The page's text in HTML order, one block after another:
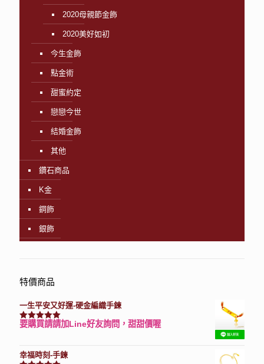
2020母親節金飾
2020美好如初
今生金飾
點金術
甜蜜約定
戀戀今世
結婚金飾
其他
鑽石商品
K金
鋼飾
銀飾
特價商品
一生平安又好運-硬金編織手鍊
評分7740滿分 5
要購買請請加Line好友詢問，甜甜價喔
幸福時刻-手鍊